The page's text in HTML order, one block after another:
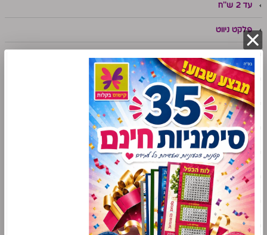
עד 2 ש"ח
פלקט ניווט
תנ"ך
מתמטיקה
שפה
אנגלית
עזרי למידה לתלמידי שילוב
סימניות לימודיות
מניפות לימודיות